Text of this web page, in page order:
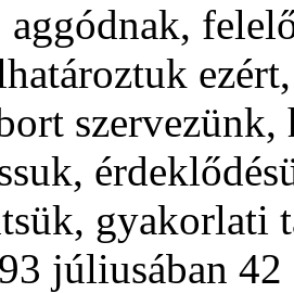
aggódnak,
gyakorlati
júliusában